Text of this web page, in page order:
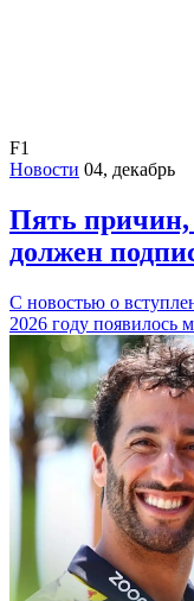
F1
Новости 04, декабрь
Пять причин,
должен
С новостью о
2026 году появилось